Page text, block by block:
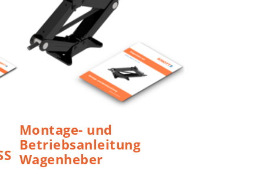
Montage- und
Betriebsanleitung
Wagenheber